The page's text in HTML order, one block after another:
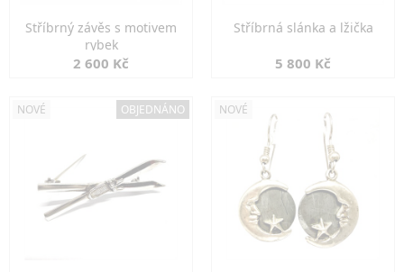
Stříbrný závěs s motivem
rybek
2 600 Kč
Stříbrná slánka a lžička
5 800 Kč
NOVÉ OBJEDNÁNO NOVÉ